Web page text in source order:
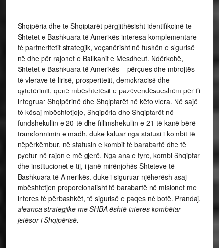
Shqipëria dhe te Shqiptarët përgjithësisht identifikojnë te
Shtetet e Bashkuara të Amerikës interesa komplementare
të partneritetit strategjik, veçanërisht në fushën e sigurisë
në dhe për rajonet e Ballkanit e Mesdheut. Ndërkohë,
Shtetet e Bashkuara të Amerikës – përçues dhe mbrojtës
të vlerave të lirisë, prosperitetit, demokracisë dhe
qytetërimit, qenë mbështetësit e pazëvendësueshëm për t’i
integruar Shqipërinë dhe Shqiptarët në këto vlera. Në sajë
të kësaj mbështetjeje, Shqipëria dhe Shqiptarët në
fundshekullin e 20-të dhe fillimshekullin e 21-të kanë bërë
transformimin e madh, duke kaluar nga statusi i kombit të
nëpërkëmbur, në statusin e kombit të barabartë dhe të
pyetur në rajon e më gjerë. Nga ana e tyre, kombi Shqiptar
dhe institucionet e tij, i janë mirënjohës Shteteve të
Bashkuara të Amerikës, duke i siguruar njëherësh asaj
mbështetjen proporcionalisht të barabartë në misionet me
interes të përbashkët, të sigurisë e paqes në botë. Prandaj,
aleanca strategjike me SHBA është interes kombëtar
jetësor i Shqipërisë.